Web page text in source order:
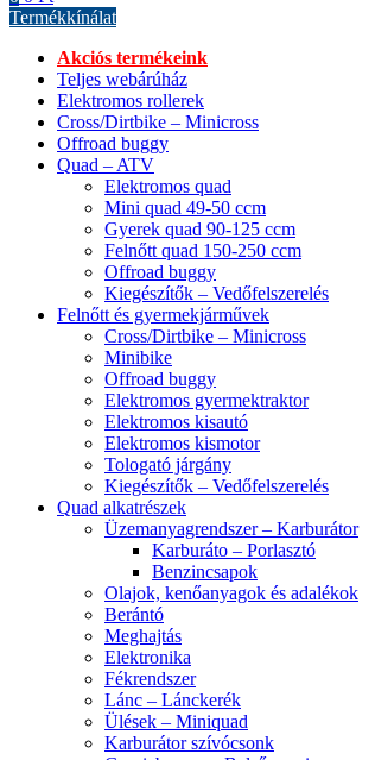
Termékkínálat
Akciós termékeink
Teljes webárúház
Elektromos rollerek
Cross/Dirtbike – Minicross
Offroad buggy
Quad – ATV
Elektromos quad
Mini quad 49-50 ccm
Gyerek quad 90-125 ccm
Felnőtt quad 150-250 ccm
Offroad buggy
Kiegészítők – Vedőfelszerelés
Felnőtt és gyermekjárművek
Cross/Dirtbike – Minicross
Minibike
Offroad buggy
Elektromos gyermektraktor
Elektromos kisautó
Elektromos kismotor
Tologató járgány
Kiegészítők – Vedőfelszerelés
Quad alkatrészek
Üzemanyagrendszer – Karburátor
Karburáto – Porlasztó
Benzincsapok
Olajok, kenőanyagok és adalékok
Berántó
Meghajtás
Elektronika
Fékrendszer
Lánc – Lánckerék
Ülések – Miniquad
Karburátor szívócsonk